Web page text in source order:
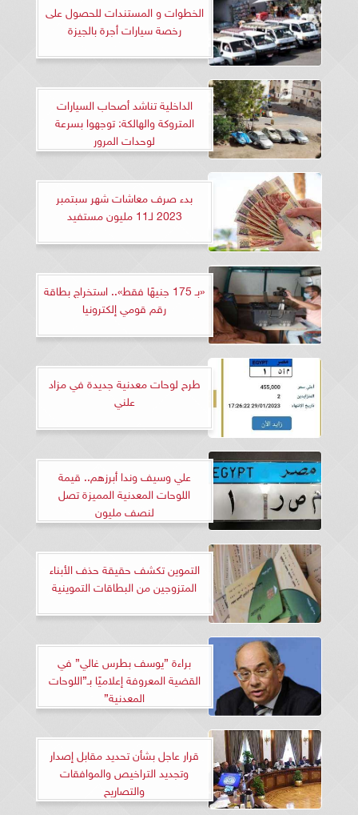
الخطوات و المستندات للحصول على
رخصة سيارات أجرة بالجيزة
الداخلية تناشد أصحاب السيارات
المتروكة والهالكة: توجهوا بسرعة
لوحدات المرور
بدء صرف معاشات شهر سبتمبر
2023 لـ11 مليون مستفيد
«بـ 175 جنيهًا فقط».. استخراج بطاقة
رقم قومي إلكترونيا
طرح لوحات معدنية جديدة في مزاد
علني
علي وسيف وندا أبرزهم.. قيمة
اللوحات المعدنية المميزة تصل
لنصف مليون
التموين تكشف حقيقة حذف الأبناء
المتزوجين من البطاقات التموينية
براءة ”يوسف بطرس غالي” في
القضية المعروفة إعلاميًا بـ”اللوحات
المعدنية”
قرار عاجل بشأن تحديد مقابل إصدار
وتجديد التراخيص والموافقات
والتصاريح